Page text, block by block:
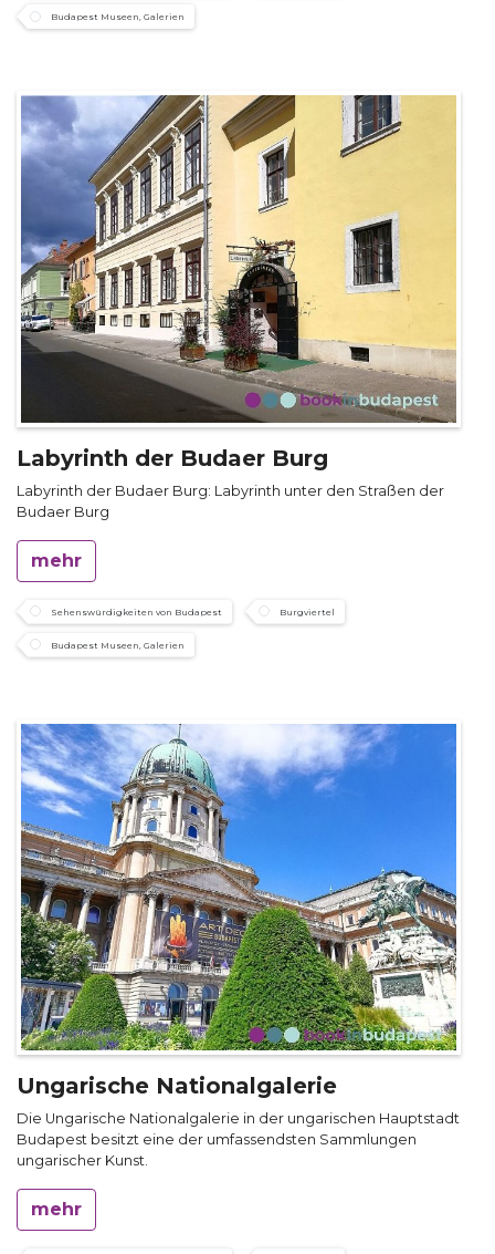
Budapest Museen, Galerien
Labyrinth der Budaer Burg
Labyrinth der Budaer Burg: Labyrinth unter den Straßen der
Budaer Burg
mehr
Sehenswürdigkeiten von Budapest Burgviertel
Budapest Museen, Galerien
Ungarische Nationalgalerie
Die Ungarische Nationalgalerie in der ungarischen Hauptstadt
Budapest besitzt eine der umfassendsten Sammlungen
ungarischer Kunst.
mehr